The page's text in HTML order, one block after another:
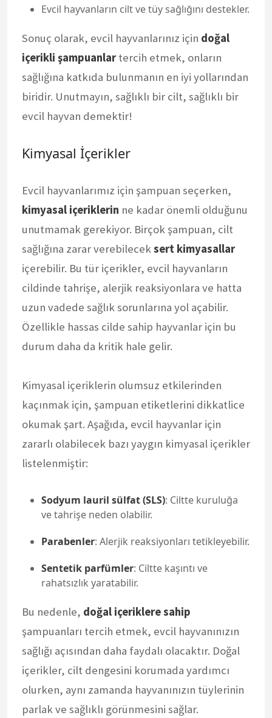
Evcil hayvanların cilt ve tüy sağlığını destekler.
Sonuç olarak, evcil hayvanlarınız için doğal
içerikli şampuanlartercih etmek, onların
sağlığına katkıda bulunmanın en iyi yollarından
biridir. Unutmayın, sağlıklı bir cilt, sağlıklı bir
evcil hayvan demektir!
Kimyasal İçerikler
Evcil hayvanlarımız için şampuan seçerken,
kimyasal içeriklerin ne kadar önemli olduğunu
unutmamak gerekiyor. Birçok şampuan, cilt
sağlığına zarar verebilecek sert kimyasallar
içerebilir. Bu tür içerikler, evcil hayvanların
cildinde tahrişe, alerjik reaksiyonlara ve hatta
uzun vadede sağlık sorunlarına yol açabilir.
Özellikle hassas cilde sahip hayvanlar için bu
durum daha da kritik hale gelir.
Kimyasal içeriklerin olumsuz etkilerinden
kaçınmak için, şampuan etiketlerini dikkatlice
okumak şart. Aşağıda, evcil hayvanlar için
zararlı olabilecek bazı yaygın kimyasal içerikler
listelenmiştir:
Sodyum lauril sülfat (SLS): Ciltte kuruluğa
ve tahrişe neden olabilir.
Parabenler: Alerjik reaksiyonları tetikleyebilir.
Sentetik parfümler: Ciltte kaşıntı ve
rahatsızlık yaratabilir.
Bu nedenle, doğal içeriklere sahip
şampuanları tercih etmek, evcil hayvanınızın
sağlığı açısından daha faydalı olacaktır. Doğal
içerikler, cilt dengesini korumada yardımcı
olurken, aynı zamanda hayvanınızın tüylerinin
parlak ve sağlıklı görünmesini sağlar.